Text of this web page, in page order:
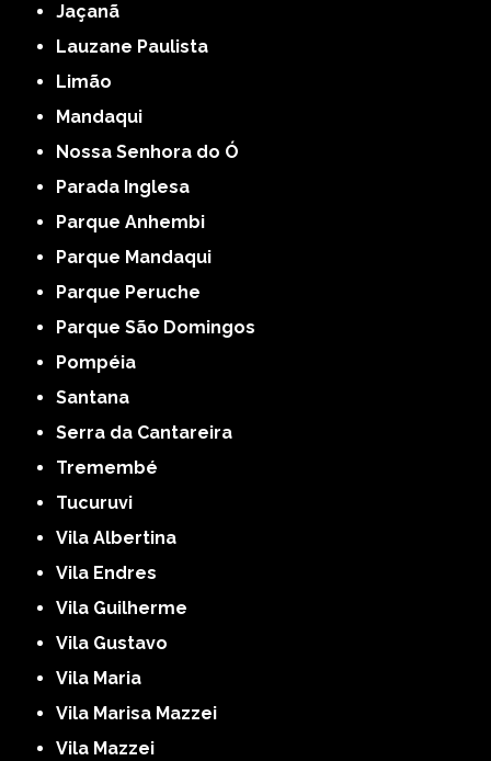
Jaçanã
Lauzane Paulista
Limão
Mandaqui
Nossa Senhora do Ó
Parada Inglesa
Parque Anhembi
Parque Mandaqui
Parque Peruche
Parque São Domingos
Pompéia
Santana
Serra da Cantareira
Tremembé
Tucuruvi
Vila Albertina
Vila Endres
Vila Guilherme
Vila Gustavo
Vila Maria
Vila Marisa Mazzei
Vila Mazzei